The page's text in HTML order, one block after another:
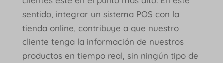
sentido, integrar un sistema POS con la
tienda online, contribuye a que nuestro
cliente tenga la información de nuestros
productos en tiempo real, sin ningún tipo de